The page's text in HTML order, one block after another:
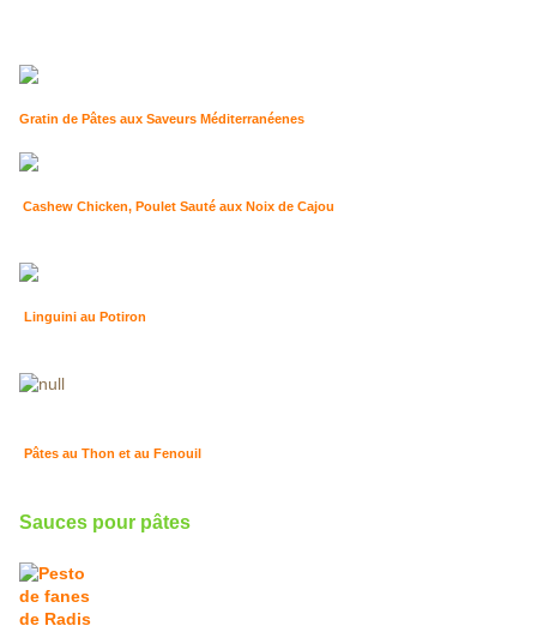
Gratin de Pâtes aux Saveurs Méditerranéenes
Cashew Chicken, Poulet Sauté aux Noix de Cajou
Linguini au Potiron
Pâtes au Thon et au Fenouil
Sauces pour pâtes